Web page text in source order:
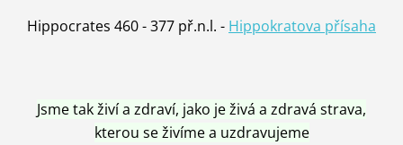
Hippocrates 460 - 377 př.n.l. - Hippokratova přísaha
Jsme tak živí a zdraví, jako je živá a zdravá strava,
kterou se živíme a uzdravujeme